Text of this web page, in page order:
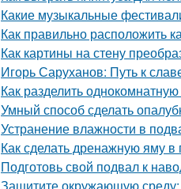
Какие музыкальные
Как правильно расположить
Как картины на стену
Игорь Саруханов: Путь к
Как разделить
Умный способ сделать
Устранение влажности в
Как сделать дренажную яму
Подготовь свой подвал к